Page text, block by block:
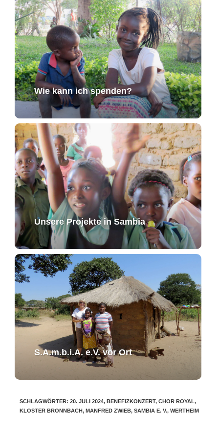
Wie kann ich spenden?
Unsere Projekte in Sambia
S.A.m.b.i.A. e.V. ​vor Ort​​
SCHLAGWÖRTER: 20. JULI 2024, BENEFIZKONZERT, CHOR ROYAL,
KLOSTER BRONNBACH, MANFRED ZWIEB, SAMBIA E. V., WERTHEIM